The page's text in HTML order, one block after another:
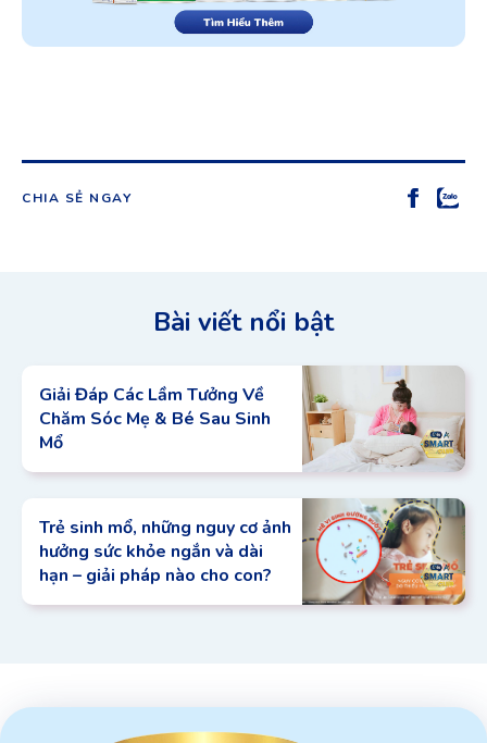
CHIA SẺ NGAY
Bài viết nổi bật
Giải Đáp Các Lầm Tưởng Về
Chăm Sóc Mẹ & Bé Sau Sinh
Mổ
Trẻ sinh mổ, những nguy cơ ảnh
hưởng sức khỏe ngắn và dài
hạn – giải pháp nào cho con?